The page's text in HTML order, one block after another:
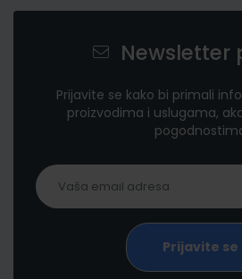
Newsletter
Prijavite se kako bi primali
proizvodima i uslugama,